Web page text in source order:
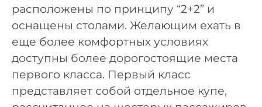
расположены по принципу “2+2” и
оснащены столами. Желающим ехать в
еще более комфортных условиях
доступны более дорогостоящие места
первого класса. Первый класс
представляет собой отдельное купе,